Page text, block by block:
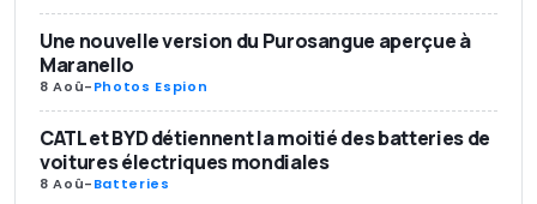
Une nouvelle version du Purosangue aperçue à
Maranello
8 Aoû-Photos Espion
CATL et BYD détiennent la moitié des batteries de
voitures électriques mondiales
8 Aoû-Batteries